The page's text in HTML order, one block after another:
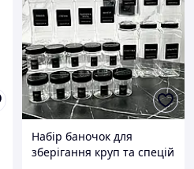
Набір баночок для
зберігання круп та спецій